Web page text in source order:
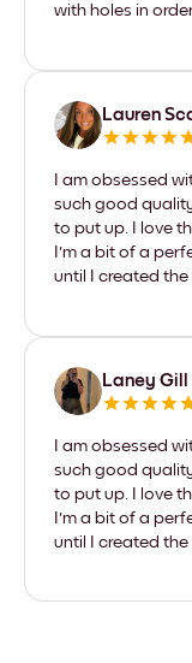
with holes in
Lauren
I am obsessed
such good
to put up. I love
I'm a bit of a
until I created
Laney Gill
I am obsessed
such good
to put up. I love
I'm a bit of a
until I created